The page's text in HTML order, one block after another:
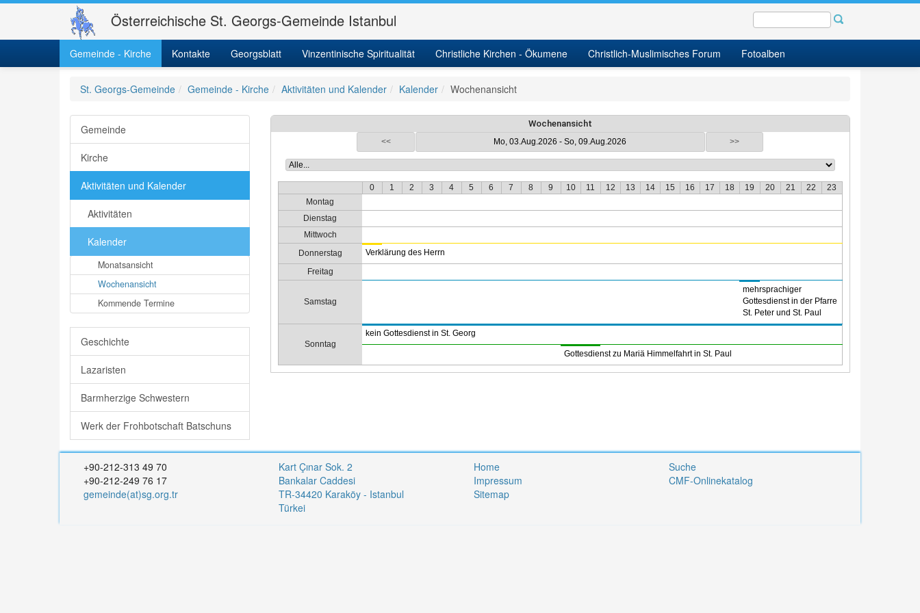
Österreichische St. Georgs-Gemeinde Istanbul
Gemeinde - Kirche Kontakte Georgsblatt Vinzentinische Spiritualität Christliche Kirchen - Ökumene Christlich-Muslimisches Forum Fotoalben
St. Georgs-Gemeinde Gemeinde - Kirche Aktivitäten und Kalender Kalender Wochenansicht
Gemeinde
Kirche
Aktivitäten und Kalender
Aktivitäten
Kalender
Monatsansicht
Wochenansicht
Kommende Termine
Geschichte
Lazaristen
Barmherzige Schwestern
Werk der Frohbotschaft Batschuns
Wochenansicht
<< Mo, 03.Aug.2026 - So, 09.Aug.2026 >>
0 1 2 3 4 5 6 7 8 9 10 11 12 13 14 15 16 17 18 19 20 21 22
23
Montag
Dienstag
Mittwoch
Donnerstag
Verklärung des Herrn
Freitag
Samstag
mehrsprachiger
Gottesdienst in der Pfarre
St. Peter und St. Paul
Sonntag
kein Gottesdienst in St. Georg
Gottesdienst zu Mariä Himmelfahrt in St. Paul
+90-212-313 49 70
+90-212-249 76 17
gemeinde(at)sg.org.tr
Kart Çınar Sok. 2
Bankalar Caddesi
TR-34420 Karaköy - Istanbul
Türkei
Home
Impressum
Sitemap
Suche
CMF-Onlinekatalog